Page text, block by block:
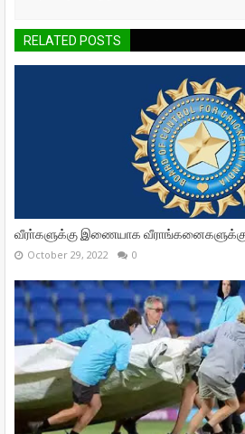
RELATED POSTS
வீரா்களுக்கு இணையாக
October 29, 2022 0